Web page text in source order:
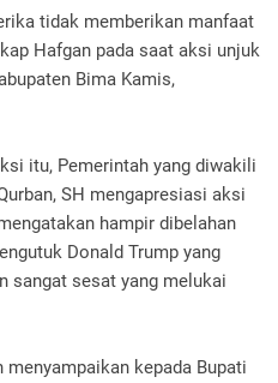
tidak memberikan manfaat
Hafgan pada saat aksi unjuk
Bima Kamis,
itu, Pemerintah yang diwakili
SH mengapresiasi aksi
hampir dibelahan
Donald Trump yang
sangat sesat yang melukai
kepada Bupati